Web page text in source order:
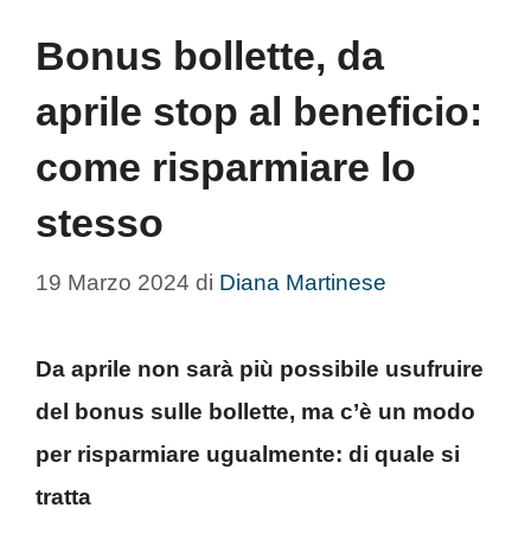
Bonus bollette, da
aprile stop al beneficio:
come risparmiare lo
stesso
19 Marzo 2024 di Diana Martinese
Da aprile non sarà più possibile usufruire
del bonus sulle bollette, ma c’è un modo
per risparmiare ugualmente: di quale si
tratta